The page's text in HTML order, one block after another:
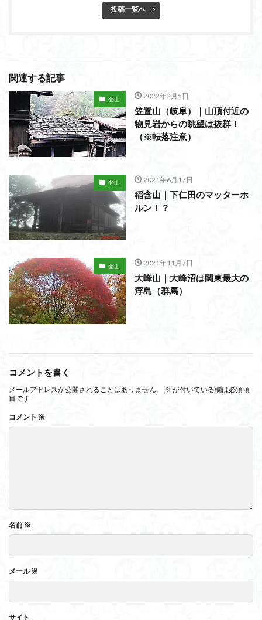
投稿一覧へ
関連する記事
登山 2022年2月5日
笠置山（岐阜）｜山頂付近の
物見岩からの眺望は抜群！
（※転落注意）
登山 2021年6月17日
稲含山｜下仁田のマッターホ
ルン！？
登山 2021年11月7日
大峰山｜大峰沼は関東最大の
浮島（群馬）
コメントを書く
メールアドレスが公開されることはありません。 ※ が付いている欄は必須項
目です
コメント ※
名前 ※
メール※
サイト